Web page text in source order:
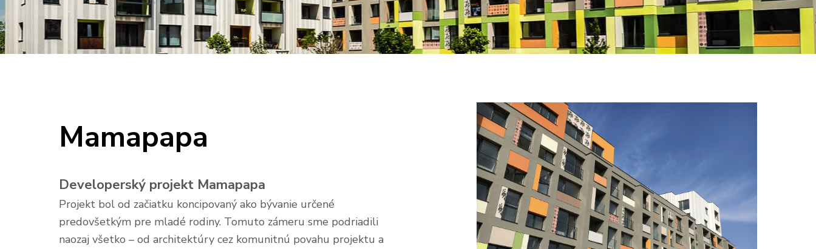
Mamapapa
Developerský projekt Mamapapa
Projekt bol od začiatku koncipovaný ako bývanie určené
predovšetkým pre mladé rodiny. Tomuto zámeru sme podriadili
naozaj všetko – od architektúry cez komunitnú povahu projektu a